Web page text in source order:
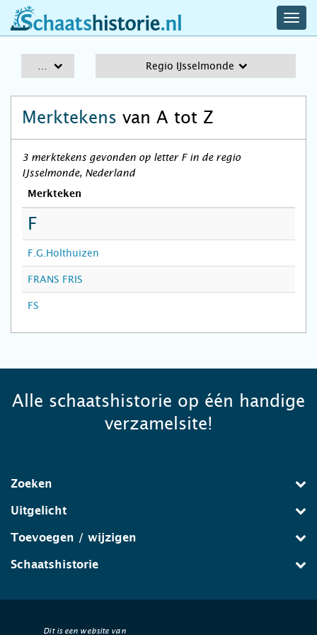
schaatshistorie.nl
Regio IJsselmonde
Merktekens van A tot Z
3 merktekens gevonden op letter F in de regio
IJsselmonde, Nederland
Merkteken
F
F.G.Holthuizen
FRANS FRIS
FS
Alle schaatshistorie op één handige
verzamelsite!
Zoeken
Uitgelicht
Toevoegen / wijzigen
Schaatshistorie
Dit is een website van